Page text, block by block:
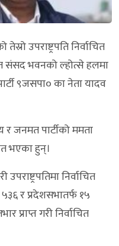
उपराष्ट्रपति निर्वाचित
संसद भवनको ल्होत्से हलमा
९जसपा० का नेता यादव
जनमत पार्टीको ममता
भएका हुन्।
निर्वाचित
र प्रदेशसभातर्फ १५
प्राप्त गरी निर्वाचित